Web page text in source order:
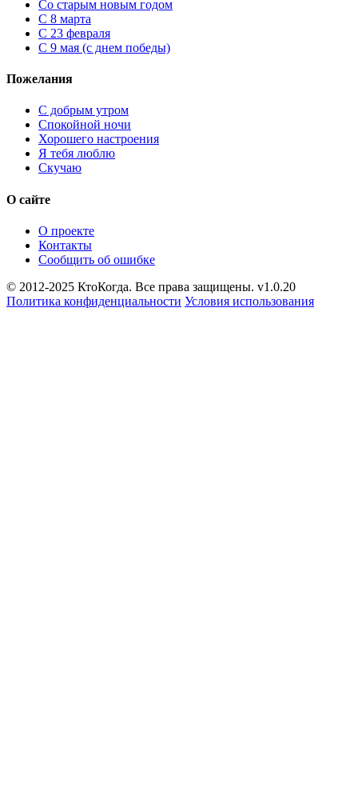
Cо старым новым годом
С 8 марта
С 23 февраля
С 9 мая (с днем победы)
Пожелания
С добрым утром
Спокойной ночи
Хорошего настроения
Я тебя люблю
Скучаю
О сайте
О проекте
Контакты
Сообщить об ошибке
© 2012-2025 КтоКогда. Все права защищены. v1.0.20
Политика конфиденциальности Условия использования